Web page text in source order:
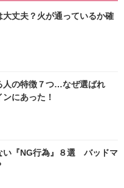
丈夫？火が通っているか確
人の特徴７つ…なぜ選ばれ
にあった！
い『NG行為』８選 バッドマ